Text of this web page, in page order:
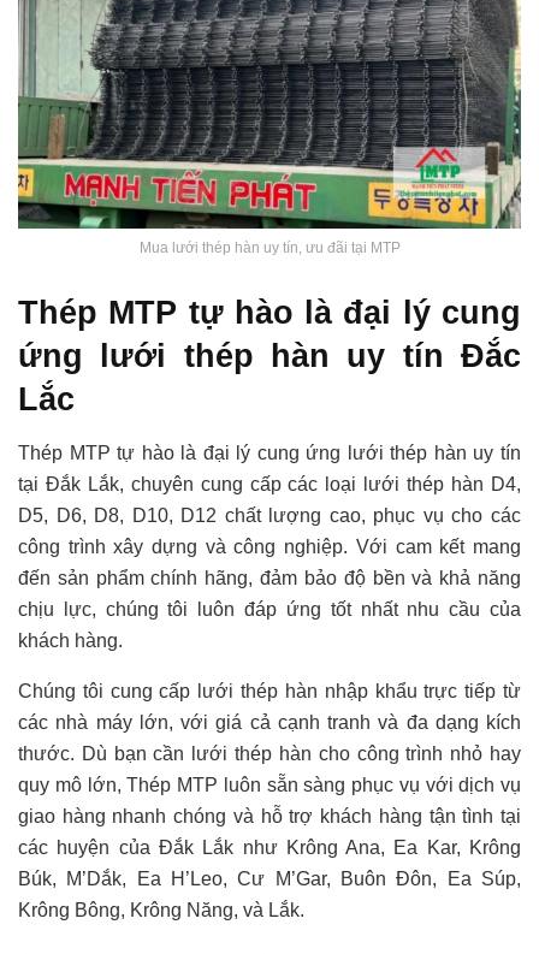
Mua lưới thép hàn uy tín, ưu đãi tại MTP
Thép MTP tự hào là đại lý cung
ứng lưới thép hàn uy tín Đắc
Lắc
Thép MTP tự hào là đại lý cung ứng lưới thép hàn uy tín
tại Đắk Lắk, chuyên cung cấp các loại lưới thép hàn D4,
D5, D6, D8, D10, D12 chất lượng cao, phục vụ cho các
công trình xây dựng và công nghiệp. Với cam kết mang
đến sản phẩm chính hãng, đảm bảo độ bền và khả năng
chịu lực, chúng tôi luôn đáp ứng tốt nhất nhu cầu của
khách hàng.
Chúng tôi cung cấp lưới thép hàn nhập khẩu trực tiếp từ
các nhà máy lớn, với giá cả cạnh tranh và đa dạng kích
thước. Dù bạn cần lưới thép hàn cho công trình nhỏ hay
quy mô lớn, Thép MTP luôn sẵn sàng phục vụ với dịch vụ
giao hàng nhanh chóng và hỗ trợ khách hàng tận tình tại
các huyện của Đắk Lắk như Krông Ana, Ea Kar, Krông
Búk, M’Dắk, Ea H’Leo, Cư M’Gar, Buôn Đôn, Ea Súp,
Krông Bông, Krông Năng, và Lắk.